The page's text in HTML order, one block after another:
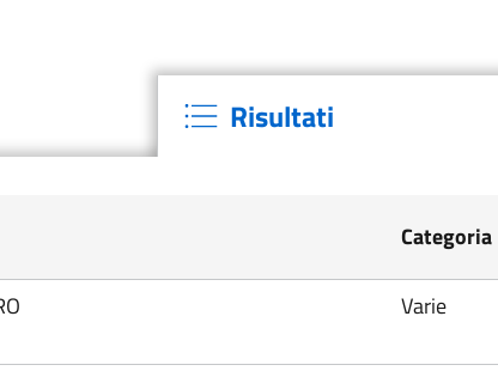
Risultati
Categoria
Varie